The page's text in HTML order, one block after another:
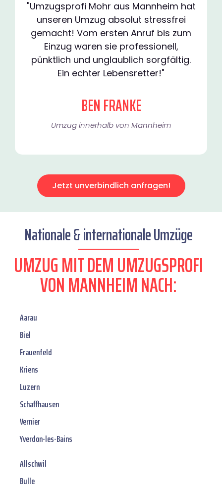
"Umzugsprofi Mohr aus Mannheim hat
unseren Umzug absolut stressfrei
gemacht! Vom ersten Anruf bis zum
Einzug waren sie professionell,
pünktlich und unglaublich sorgfältig.
Ein echter Lebensretter!"
BEN FRANKE
Umzug innerhalb von Mannheim​
Jetzt unverbindlich anfragen!
Nationale & internationale Umzüge
UMZUG MIT DEM UMZUGSPROFI
VON MANNHEIM NACH:
Aarau
Biel
Frauenfeld
Kriens
Luzern
Schaffhausen
Vernier
Yverdon-les-Bains
Allschwil
Bulle